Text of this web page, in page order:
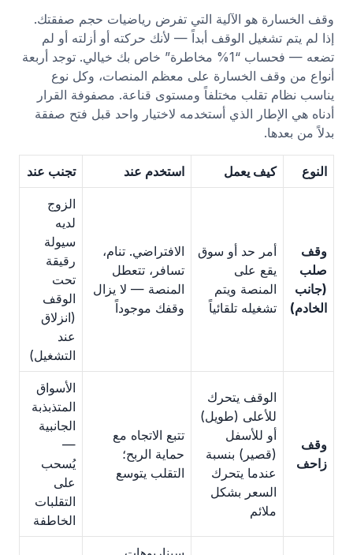
وقف الخسارة هو الآلية التي تفرض رياضيات حجم صفقتك.
إذا لم يتم تشغيل الوقف أبداً — لأنك حركته أو أزلته أو لم
تضعه — فحساب “1% مخاطرة” خاص بك خيالي. توجد أربعة
أنواع من وقف الخسارة على معظم المنصات، وكل نوع
يناسب نظام تقلب مختلفاً ومستوى قناعة. مصفوفة القرار
أدناه هي الإطار الذي أستخدمه لاختيار واحد قبل فتح صفقة
بدلاً من بعدها.
النوع كيف يعمل استخدم عند تجنب عند
وقف
صلب
(جانب
الخادم)
أمر حد أو سوق
يقع على
المنصة ويتم
تشغيله تلقائياً
الافتراضي. تنام،
تسافر، تتعطل
المنصة — لا يزال
وقفك موجوداً
الزوج
لديه
سيولة
رقيقة
تحت
الوقف
(انزلاق
عند
التشغيل)
وقف
زاحف
الوقف يتحرك
للأعلى (طويل)
أو للأسفل
(قصير) بنسبة
عندما يتحرك
السعر بشكل
ملائم
تتبع الاتجاه مع
حماية الربح؛
التقلب يتوسع
الأسواق
المتذبذبة
الجانبية
—
يُسحب
على
التقلبات
الخاطفة